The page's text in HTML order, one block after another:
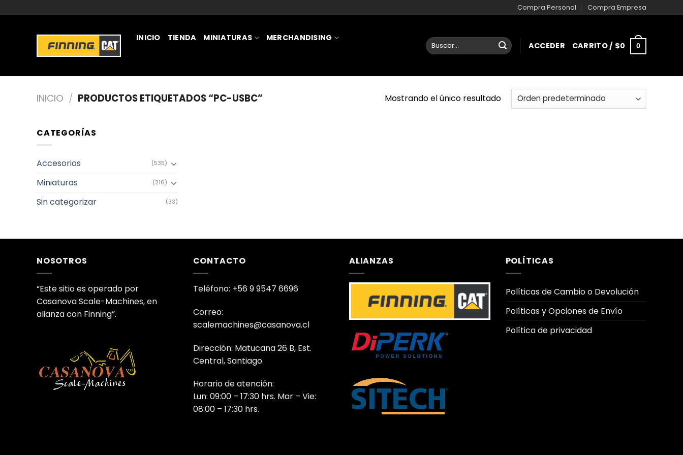
Compra Personal Compra Empresa
INICIO TIENDA MINIATURAS MERCHANDISING
ACCEDER CARRITO / $0 0
INICIO / PRODUCTOS ETIQUETADOS “PC-USBC” Mostrando el único resultado
CATEGORÍAS
Accesorios (535)
Miniaturas (216)
Sin categorizar (33)
NOSOTROS
“Este sitio es operado por
Casanova Scale-Machines, en
alianza con Finning”.
CONTACTO
Teléfono: +56 9 9547 6696
Correo:
scalemachines@casanova.cl
Dirección: Matucana 26 B, Est.
Central, Santiago.
Horario de atención:
Lun: 09:00 – 17:30 hrs. Mar – Vie:
08:00 – 17:30 hrs.
ALIANZAS POLÍTICAS
Políticas de Cambio o Devolución
Políticas y Opciones de Envío
Política de privacidad